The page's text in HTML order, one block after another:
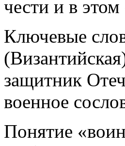
чести и в
Ключевые
защитник
военное
Понятие